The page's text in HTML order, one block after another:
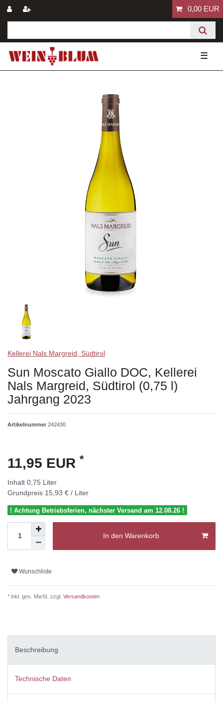
0,00 EUR
☰
Kellerei Nals Margreid, Südtirol
Sun Moscato Giallo DOC, Kellerei
Nals Margreid, Südtirol (0,75 l)
Jahrgang 2023
Artikelnummer 242430
11,95 EUR *
Inhalt 0,75 Liter
Grundpreis 15,93 € / Liter
! Achtung Betriebsferien, nächster Versand am 12.08.26 !
In den Warenkorb
Wunschliste
* inkl. ges. MwSt. zzgl. Versandkosten
Beschreibung
Technische Daten